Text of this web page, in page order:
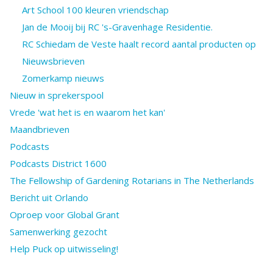
Art School 100 kleuren vriendschap
Jan de Mooij bij RC 's-Gravenhage Residentie.
RC Schiedam de Veste haalt record aantal producten op
Nieuwsbrieven
Zomerkamp nieuws
Nieuw in sprekerspool
Vrede 'wat het is en waarom het kan'
Maandbrieven
Podcasts
Podcasts District 1600
The Fellowship of Gardening Rotarians in The Netherlands
Bericht uit Orlando
Oproep voor Global Grant
Samenwerking gezocht
Help Puck op uitwisseling!